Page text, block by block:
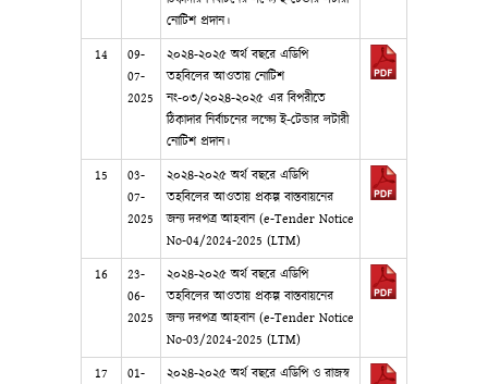
নোটিশ প্রদান।
14
09-
07-
2025
২০২৪-২০২৫ অর্থ বছরে এডিপি
তহবিলের আওতায় নোটিশ
নং-০৩/২০২৪-২০২৫ এর বিপরীতে
ঠিকাদার নির্বাচনের লক্ষ্যে ই-টেন্ডার লটারী
নোটিশ প্রদান।
15
03-
07-
2025
২০২৪-২০২৫ অর্থ বছরে এডিপি
তহবিলের আওতায় প্রকল্প বাস্তবায়নের
জন্য দরপত্র আহবান (e-Tender Notice
No-04/2024-2025 (LTM)
16
23-
06-
2025
২০২৪-২০২৫ অর্থ বছরে এডিপি
তহবিলের আওতায় প্রকল্প বাস্তবায়নের
জন্য দরপত্র আহবান (e-Tender Notice
No-03/2024-2025 (LTM)
17
01-
২০২৪-২০২৫ অর্থ বছরে এডিপি ও রাজস্ব